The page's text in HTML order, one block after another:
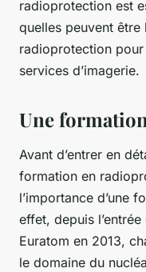
radioprotection est
quelles peuvent
radioprotection
services d’imagerie.
Une
Avant d’entrer en
formation en
l’importance d’une
effet, depuis
Euratom en 2013,
le domaine du